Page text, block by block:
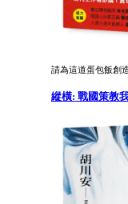
請為這道蛋包飯創
縱橫: 戰國策教